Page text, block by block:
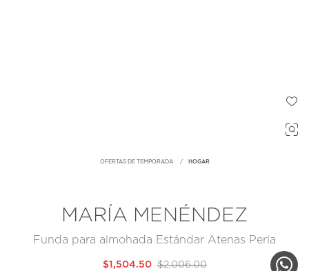
OFERTAS DE TEMPORADA HOGAR
MARÍA MENÉNDEZ
Funda para almohada Estándar Atenas Perla
$2,006.00
$1,504.50